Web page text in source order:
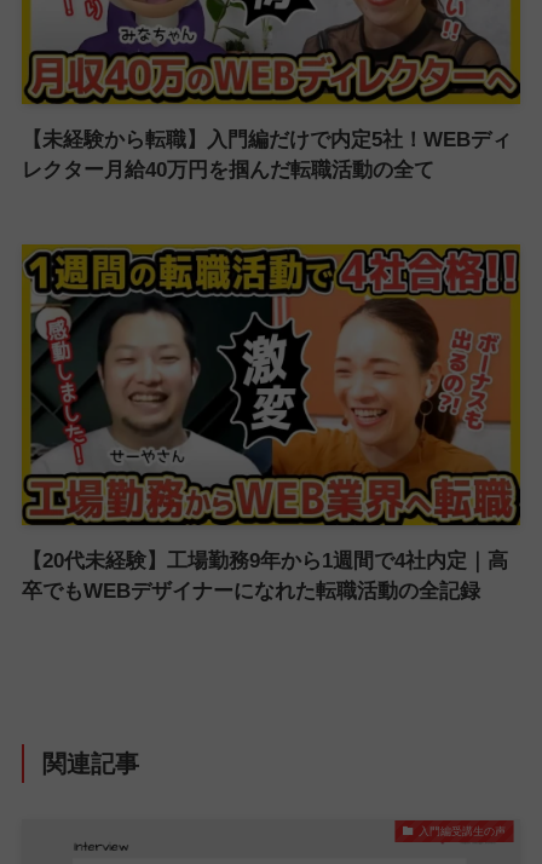
【未経験から転職】入門編だけで内定5社！WEBディ
レクター月給40万円を掴んだ転職活動の全て
【20代未経験】工場勤務9年から1週間で4社内定｜高
卒でもWEBデザイナーになれた転職活動の全記録
関連記事
入門編受講生の声